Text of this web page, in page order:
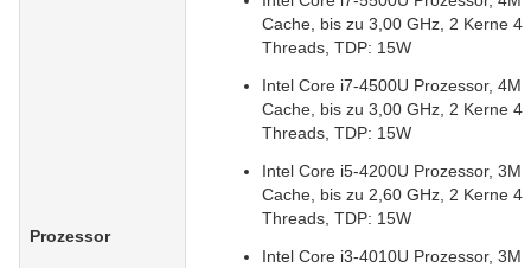
Prozessor
Cache, bis zu 3,00 GHz, 2 Kerne 4
Threads, TDP: 15W
Intel Core i7-4500U Prozessor, 4M
Cache, bis zu 3,00 GHz, 2 Kerne 4
Threads, TDP: 15W
Intel Core i5-4200U Prozessor, 3M
Cache, bis zu 2,60 GHz, 2 Kerne 4
Threads, TDP: 15W
Intel Core i3-4010U Prozessor, 3M